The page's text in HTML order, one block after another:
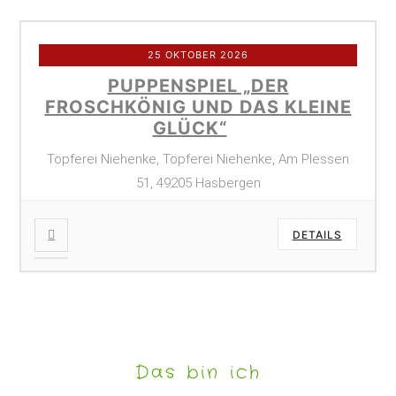
25 OKTOBER 2026
PUPPENSPIEL „DER
FROSCHKÖNIG UND DAS KLEINE
GLÜCK“
Töpferei Niehenke, Töpferei Niehenke, Am Plessen
51, 49205 Hasbergen
DETAILS
Das bin ich